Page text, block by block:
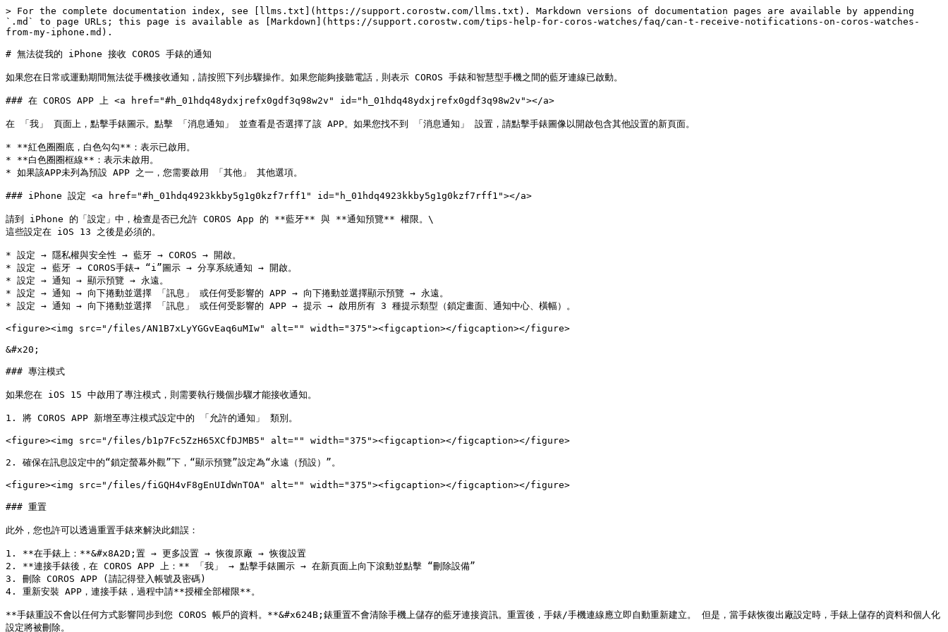
> For the complete documentation index, see [llms.txt](https://support.corostw.com/llms.txt). Markdown versions of documentation pages are available by appending
`.md` to page URLs; this page is available as [Markdown](https://support.corostw.com/tips-help-for-coros-watches/faq/can-t-receive-notifications-on-coros-watches-
from-my-iphone.md).
# 無法從我的 iPhone 接收 COROS 手錶的通知
如果您在日常或運動期間無法從手機接收通知，請按照下列步驟操作。如果您能夠接聽電話，則表示 COROS 手錶和智慧型手機之間的藍牙連線已啟動。
### 在 COROS APP 上 <a href="#h_01hdq48ydxjrefx0gdf3q98w2v" id="h_01hdq48ydxjrefx0gdf3q98w2v"></a>
在 「我」 頁面上，點擊手錶圖示。點擊 「消息通知」 並查看是否選擇了該 APP。如果您找不到 「消息通知」 設置，請點擊手錶圖像以開啟包含其他設置的新頁面。
* **紅色圈圈底，白色勾勾**：表示已啟用。
* **白色圈圈框線**：表示未啟用。
* 如果該APP未列為預設 APP 之一，您需要啟用 「其他」 其他選項。
### iPhone 設定 <a href="#h_01hdq4923kkby5g1g0kzf7rff1" id="h_01hdq4923kkby5g1g0kzf7rff1"></a>
請到 iPhone 的「設定」中，檢查是否已允許 COROS App 的 **藍牙** 與 **通知預覽** 權限。\
這些設定在 iOS 13 之後是必須的。
* 設定 → 隱私權與安全性 → 藍牙 → COROS → 開啟。
* 設定 → 藍牙 → COROS手錶→ “i”圖示 → 分享系統通知 → 開啟。
* 設定 → 通知 → 顯示預覽 → 永遠。
* 設定 → 通知 → 向下捲動並選擇 「訊息」 或任何受影響的 APP → 向下捲動並選擇顯示預覽 → 永遠。
* 設定 → 通知 → 向下捲動並選擇 「訊息」 或任何受影響的 APP → 提示 → 啟用所有 3 種提示類型（鎖定畫面、通知中心、橫幅）。
<figure><img src="/files/AN1B7xLyYGGvEaq6uMIw" alt="" width="375"><figcaption></figcaption></figure>
&#x20;
### 專注模式
如果您在 iOS 15 中啟用了專注模式，則需要執行幾個步驟才能接收通知。
1. 將 COROS APP 新增至專注模式設定中的 「允許的通知」 類別。
<figure><img src="/files/b1p7Fc5ZzH65XCfDJMB5" alt="" width="375"><figcaption></figcaption></figure>
2. 確保在訊息設定中的“鎖定螢幕外觀”下，“顯示預覽”設定為“永遠（預設）”。
<figure><img src="/files/fiGQH4vF8gEnUIdWnTOA" alt="" width="375"><figcaption></figcaption></figure>
### 重置
此外，您也許可以透過重置手錶來解決此錯誤：
1. **在手錶上：**&#x8A2D;置 → 更多設置 → 恢復原廠 → 恢復設置
2. **連接手錶後，在 COROS APP 上：** 「我」 → 點擊手錶圖示 → 在新頁面上向下滾動並點擊 “刪除設備”
3. 刪除 COROS APP (請記得登入帳號及密碼)
4. 重新安裝 APP，連接手錶，過程中請**授權全部權限**。
**手錶重設不會以任何方式影響同步到您 COROS 帳戶的資料。**&#x624B;錶重置不會清除手機上儲存的藍牙連接資訊。重置後，手錶/手機連線應立即自動重新建立。 但是，當手錶恢復出廠設定時，手錶上儲存的資料和個人化
設定將被刪除。